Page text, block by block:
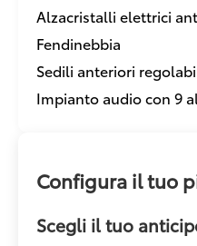
Alzacristalli elettrici
Fendinebbia
Sedili anteriori
Impianto audio con 9
Configura il tuo
Scegli il tuo